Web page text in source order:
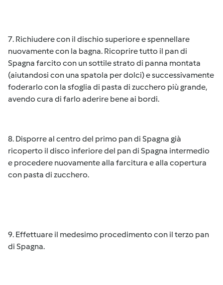
7. Richiudere con il dischio superiore e spennellare
nuovamente con la bagna. Ricoprire tutto il pan di
Spagna farcito con un sottile strato di panna montata
(aiutandosi con una spatola per dolci) e successivamente
foderarlo con la sfoglia di pasta di zucchero più grande,
avendo cura di farlo aderire bene ai bordi.
8. Disporre al centro del primo pan di Spagna già
ricoperto il disco inferiore del pan di Spagna intermedio
e procedere nuovamente alla farcitura e alla copertura
con pasta di zucchero.
9. Effettuare il medesimo procedimento con il terzo pan
di Spagna.